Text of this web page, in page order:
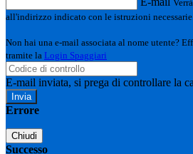
all'indirizzo indicato con le istruzioni
Non hai una e-mail associata al nome utente?
tramite la Login Spaggiari
E-mail inviata, si prega di controllare la
Errore
Chiudi
Successo